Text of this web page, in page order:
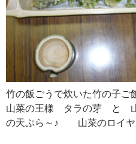
竹の飯ごうで炊いた竹の子
山菜の王様 タラの芽 と
の天ぷら～♪ 山菜のロイヤ